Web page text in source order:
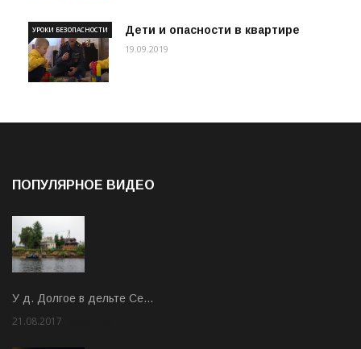
Дети и опасности в квартире
УРОКИ БЕЗОПАСНОСТИ
19.09.2019
ПОПУЛЯРНОЕ ВИДЕО
У д. Долгое в дельте Се…
21.08.2017